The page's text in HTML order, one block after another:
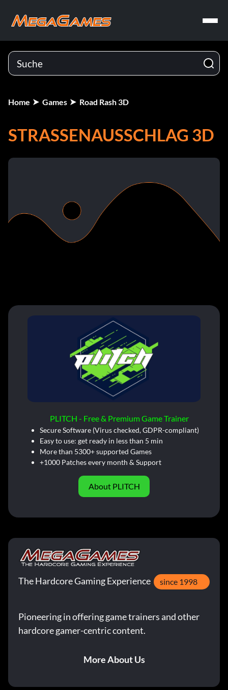
Home Games Road Rash 3D
STRASSENAUSSCHLAG 3D
PLITCH - Free & Premium Game Trainer
Secure Software (Virus checked, GDPR-compliant)
Easy to use: get ready in less than 5 min
More than 5300+ supported Games
+1000 Patches every month & Support
About PLITCH
The Hardcore Gaming Experience since 1998
Pioneering in offering game trainers and other
hardcore gamer-centric content.
More About Us